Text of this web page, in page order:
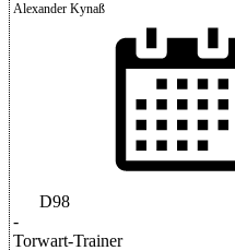
Alexander Kynaß
D98
-
Torwart-Trainer